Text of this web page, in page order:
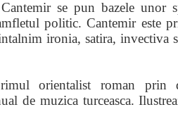
se pun bazele unor
politic. Cantemir este
ironia, satira, invectiva
orientalist roman prin
de muzica turceasca.